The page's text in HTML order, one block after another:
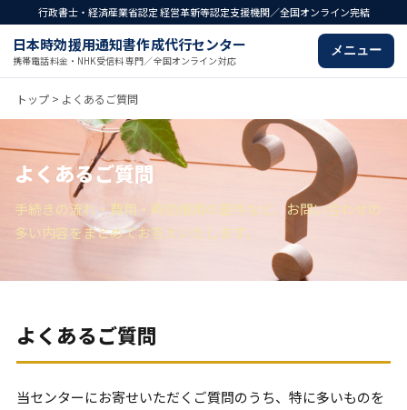
行政書士・経済産業省認定 経営革新等認定支援機関／全国オンライン完結
日本時効援用通知書作成代行センター
携帯電話料金・NHK受信料 専門／全国オンライン対応
メニュー
トップ > よくあるご質問
よくあるご質問
手続きの流れ・費用・時効援用の要件など、お問い合わせの
多い内容をまとめてお答えいたします。
よくあるご質問
当センターにお寄せいただくご質問のうち、特に多いものを